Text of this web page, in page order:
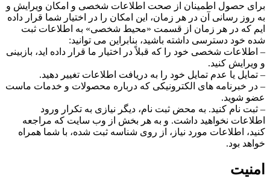
برای حصول اطمینان از صحت اطلاعات شخصی و امکان ویرایش و
به روز رسانی آن در هر زمان، این امکان را در اختیار شما قرار داده
ایم که در هر زمان از قسمت «محیط شخصی» به اطلاعات ثبت
شده خود دسترسی داشته باشید، بنابراین می توانید:
– اطلاعات شخصی خود را که قبلاً در اختیار ما قرار داده اید، بازبینی
و ویرایش کنید.
– تمایل یا عدم تمایل خود را به دریافت اطلاعات تغییر دهید.
– در خبرنامه های الکترونیکی که درباره محصولات و خدمات ماست
عضو شوید.
– ثبت نام کنید. به محض ثبت نام، دیگر نیازی به تکرار ورود
اطلاعات نخواهید داشت. و به هر بخش از وب سایت که مراجعه
کنید، اطلاعات مورد نیاز، از روی شناسه ثبت شده، با شما همراه
خواهد بود.
امنیت